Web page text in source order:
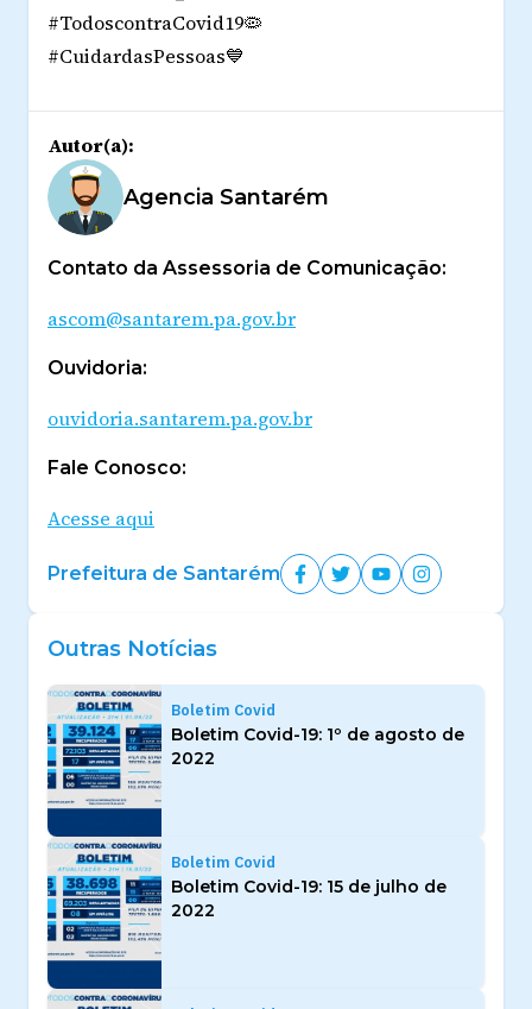
#TodoscontraCovid19🦠
#CuidardasPessoas💙
Autor(a):
Agencia Santarém
Contato da Assessoria de Comunicação:
ascom@santarem.pa.gov.br
Ouvidoria:
ouvidoria.santarem.pa.gov.br
Fale Conosco:
Acesse aqui
Prefeitura de Santarém
Outras Notícias
Boletim Covid
Boletim Covid-19: 1º de agosto de
2022
Boletim Covid
Boletim Covid-19: 15 de julho de
2022